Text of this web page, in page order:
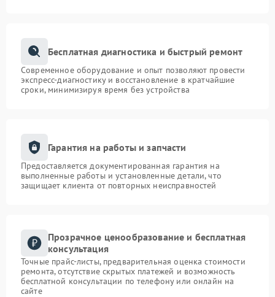
Бесплатная диагностика и быстрый ремонт
Современное оборудование и опыт позволяют провести
экспресс-диагностику и восстановление в кратчайшие
сроки, минимизируя время без устройства
Гарантия на работы и запчасти
Предоставляется документированная гарантия на
выполненные работы и установленные детали, что
защищает клиента от повторных неисправностей
Прозрачное ценообразование и бесплатная
консультация
Точные прайс-листы, предварительная оценка стоимости
ремонта, отсутствие скрытых платежей и возможность
бесплатной консультации по телефону или онлайн на
сайте